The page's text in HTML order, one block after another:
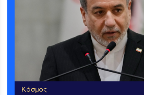
Κόσμος